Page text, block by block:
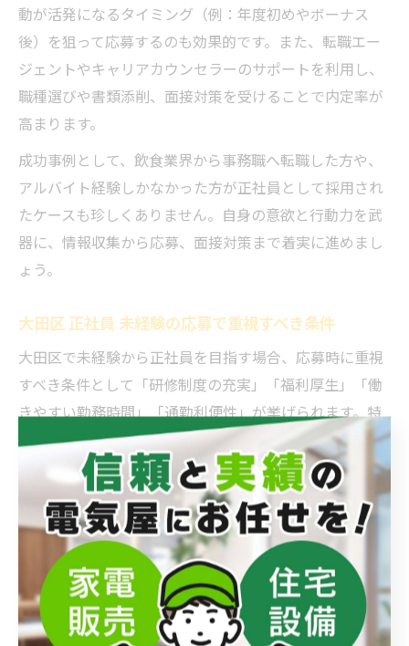
動が活発になるタイミング（例：年度初めやボーナス
後）を狙って応募するのも効果的です。また、転職エー
ジェントやキャリアカウンセラーのサポートを利用し、
職種選びや書類添削、面接対策を受けることで内定率が
高まります。
成功事例として、飲食業界から事務職へ転職した方や、
アルバイト経験しかなかった方が正社員として採用され
たケースも珍しくありません。自身の意欲と行動力を武
器に、情報収集から応募、面接対策まで着実に進めまし
ょう。
大田区 正社員 未経験の応募で重視すべき条件
大田区で未経験から正社員を目指す場合、応募時に重視
すべき条件として「研修制度の充実」「福利厚生」「働
きやすい勤務時間」「通勤利便性」が挙げられます。特
に未経験者を対象とした企業では、教育体制やサポート
体制が整っているかが安心材料となります。
また、正社員登用制度の有無や、キャリアアップの道筋
が明確かも重要なチェックポイントです。例えば、「大
田区 正社員 事務」や「蒲田 求人 正社員」など具体的な
職種や勤務地で検索し、条件を比較検討することがポイ
ントです。